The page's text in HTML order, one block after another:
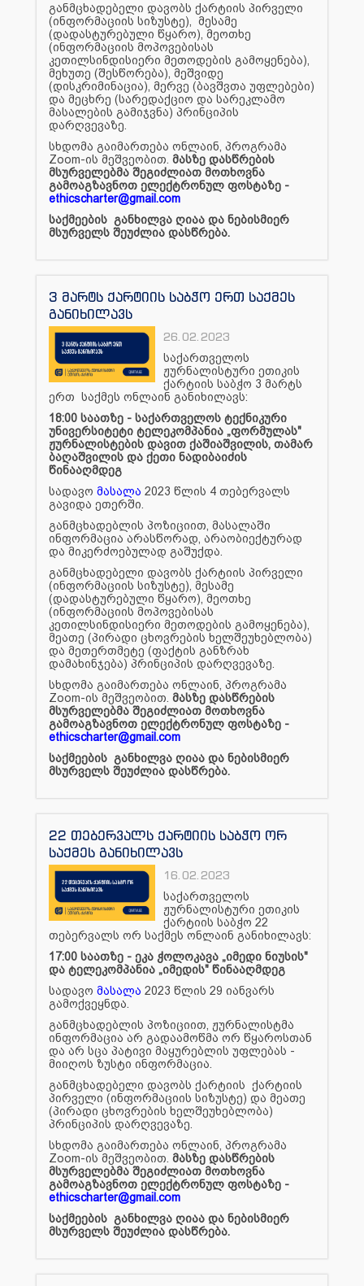
განმცხადებელი დავობს ქარტიის პირველი
(ინფორმაციის სიზუსტე), მესამე
(დადასტურებული წყარო), მეოთხე
(ინფორმაციის მოპოვებისას
კეთილსინდისიერი მეთოდების გამოყენება),
მეხუთე (შესწორება), მეშვიდე
(დისკრიმინაცია), მერვე (ბავშვთა უფლებები)
და მეცხრე (სარედაქციო და სარეკლამო
მასალების გამიჯვნა) პრინციპის
დარღვევაზე.
სხდომა გაიმართება ონლაინ, პროგრამა
Zoom-ის მეშვეობით. მასზე დასწრების
მსურველებმა შეგიძლიათ მოთხოვნა
გამოაგზავნოთ ელექტრონულ ფოსტაზე -
ethicscharter@gmail.com
საქმეების განხილვა ღიაა და ნებისმიერ
მსურველს შეუძლია დასწრება.
3 მარტს ქარტიის საბჭო ერთ საქმეს
განიხილავს
26.02.2023
საქართველოს
ჟურნალისტური ეთიკის
ქარტიის საბჭო 3 მარტს
ერთ საქმეს ონლაინ განიხილავს:
18:00 საათზე - საქართველოს ტექნიკური
უნივერსიტეტი ტელეკომპანია „ფორმულას"
ჟურნალისტების დავით ქაშიაშვილის, თამარ
ბაღაშვილის და ქეთი ნადიბაიძის
წინააღმდეგ
სადავო მასალა 2023 წლის 4 თებერვალს
გავიდა ეთერში.
განმცხადებლის პოზიციით, მასალაში
ინფორმაცია არასწორად, არაობიექტურად
და მიკერძოებულად გაშუქდა.
განმცხადებელი დავობს ქარტიის პირველი
(ინფორმაციის სიზუსტე), მესამე
(დადასტურებული წყარო), მეოთხე
(ინფორმაციის მოპოვებისას
კეთილსინდისიერი მეთოდების გამოყენება),
მეათე (პირადი ცხოვრების ხელშეუხებლობა)
და მეთერთმეტე (ფაქტის განზრახ
დამახინჯება) პრინციპის დარღვევაზე.
სხდომა გაიმართება ონლაინ, პროგრამა
Zoom-ის მეშვეობით. მასზე დასწრების
მსურველებმა შეგიძლიათ მოთხოვნა
გამოაგზავნოთ ელექტრონულ ფოსტაზე -
ethicscharter@gmail.com
საქმეების განხილვა ღიაა და ნებისმიერ
მსურველს შეუძლია დასწრება.
22 თებერვალს ქარტიის საბჭო ორ
საქმეს განიხილავს
16.02.2023
საქართველოს
ჟურნალისტური ეთიკის
ქარტიის საბჭო 22
თებერვალს ორ საქმეს ონლაინ განიხილავს:
17:00 საათზე - ეკა ჭოლოკავა „იმედი ნიუსის"
და ტელეკომპანია „იმედის" წინააღმდეგ
სადავო მასალა 2023 წლის 29 იანვარს
გამოქვეყნდა.
განმცხადებლის პოზიციით, ჟურნალისტმა
ინფორმაცია არ გადაამოწმა ორ წყაროსთან
და არ სცა პატივი მაყურებლის უფლებას -
მიიღოს ზუსტი ინფორმაცია.
განმცხადებელი დავობს ქარტიის ქარტიის
პირველი (ინფორმაციის სიზუსტე) და მეათე
(პირადი ცხოვრების ხელშეუხებლობა)
პრინციპის დარღვევაზე.
სხდომა გაიმართება ონლაინ, პროგრამა
Zoom-ის მეშვეობით. მასზე დასწრების
მსურველებმა შეგიძლიათ მოთხოვნა
გამოაგზავნოთ ელექტრონულ ფოსტაზე -
ethicscharter@gmail.com
საქმეების განხილვა ღიაა და ნებისმიერ
მსურველს შეუძლია დასწრება.